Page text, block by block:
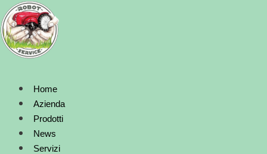
Vai
al
contenuto
Home
Azienda
Prodotti
News
Servizi